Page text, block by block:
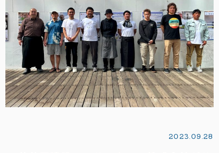
2023.09.28